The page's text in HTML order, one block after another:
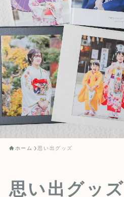
ホーム 思い出グッズ
思い出グッズ